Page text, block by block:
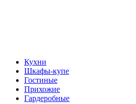
Кухни
Шкафы-купе
Гостиные
Прихожие
Гардеробные